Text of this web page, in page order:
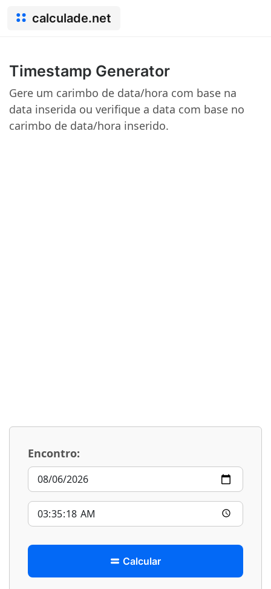
calculade.net
Timestamp Generator
Gere um carimbo de data/hora com base na
data inserida ou verifique a data com base no
carimbo de data/hora inserido.
Encontro:
Calcular